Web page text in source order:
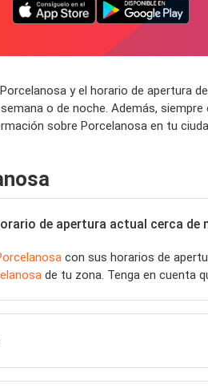
y el horario de apertura
o de noche. Además,
sobre Porcelanosa en tu
de apertura actual cerca de
con sus horarios de
de tu zona. Tenga en cuenta